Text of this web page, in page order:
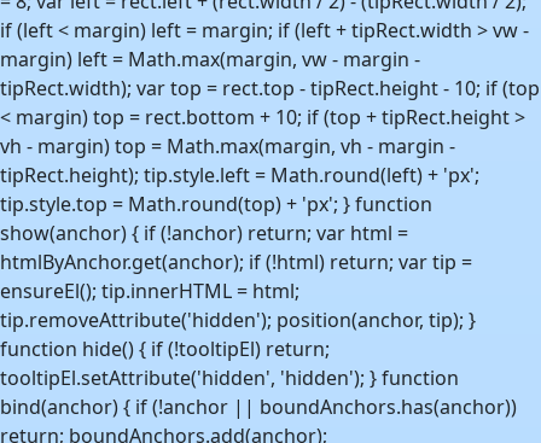
if (left < margin) left = margin; if (left + tipRect.width > vw -
margin) left = Math.max(margin, vw - margin -
tipRect.width); var top = rect.top - tipRect.height - 10; if (top
< margin) top = rect.bottom + 10; if (top + tipRect.height >
vh - margin) top = Math.max(margin, vh - margin -
tipRect.height); tip.style.left = Math.round(left) + 'px';
tip.style.top = Math.round(top) + 'px'; } function
show(anchor) { if (!anchor) return; var html =
htmlByAnchor.get(anchor); if (!html) return; var tip =
ensureEl(); tip.innerHTML = html;
tip.removeAttribute('hidden'); position(anchor, tip); }
function hide() { if (!tooltipEl) return;
tooltipEl.setAttribute('hidden', 'hidden'); } function
bind(anchor) { if (!anchor || boundAnchors.has(anchor))
return; boundAnchors.add(anchor);